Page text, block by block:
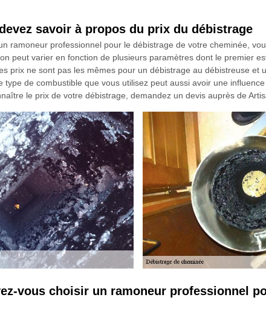
savoir à propos du prix du débistrage
ramoneur professionnel pour le débistrage de votre cheminée,
peut varier en fonction de plusieurs paramètres dont le premier
prix ne sont pas les mêmes pour un débistrage au débistreuse et
type de combustible que vous utilisez peut aussi avoir une
le prix de votre débistrage, demandez un devis auprès de
vous choisir un ramoneur professionnel